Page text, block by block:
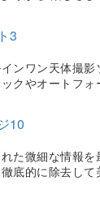
3
ンワン天体撮影
クやオートフォ
10
た微細な情報を
底的に除去し